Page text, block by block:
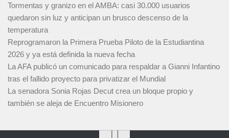
Tormentas y granizo en el AMBA: casi 30.000 usuarios
quedaron sin luz y anticipan un brusco descenso de la
temperatura
Reprogramaron la Primera Prueba Piloto de la Estudiantina
2026 y ya está definida la nueva fecha
La AFA publicó un comunicado para respaldar a Gianni Infantino
tras el fallido proyecto para privatizar el Mundial
La senadora Sonia Rojas Decut crea un bloque propio y
también se aleja de Encuentro Misionero